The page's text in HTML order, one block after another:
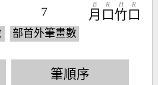
7
部首外筆畫數
月
B
口
R
竹
H
口
R
筆順序